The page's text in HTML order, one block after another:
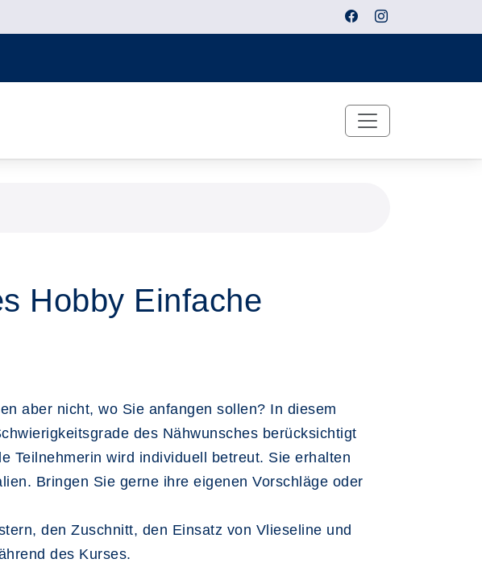
Hobby Einfache
aber nicht, wo Sie anfangen sollen? In diesem
des Nähwunsches berücksichtigt
Teilnehmerin wird individuell betreut. Sie erhalten
Bringen Sie gerne ihre eigenen Vorschläge oder
den Zuschnitt, den Einsatz von Vlieseline und
des Kurses.